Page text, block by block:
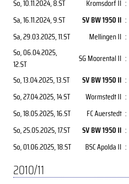
So, 10.11.2024, 8.ST Kromsdorf II :
Sa, 16.11.2024, 9.ST SV BW 1950 II :
Sa, 29.03.2025, 11.ST Mellingen II :
So, 06.04.2025,
12.ST
SG Moorental II :
So, 13.04.2025, 13.ST SV BW 1950 II :
So, 27.04.2025, 14.ST Wormstedt II :
So, 18.05.2025, 16.ST FC Auerstedt :
So, 25.05.2025, 17.ST SV BW 1950 II :
So, 01.06.2025, 18.ST BSC Apolda II :
2010/11